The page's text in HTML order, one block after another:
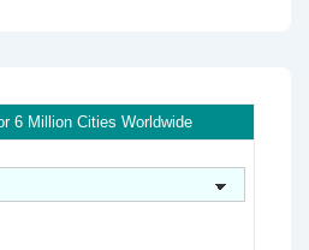
6 Million Cities Worldwide